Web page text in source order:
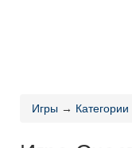
Игры → Категории